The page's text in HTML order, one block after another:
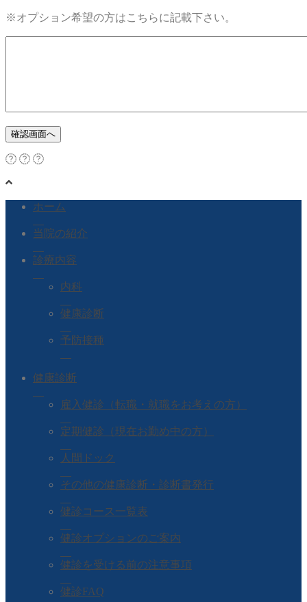
※オプション希望の方はこちらに記載下さい。
ホーム
当院の紹介
診療内容
内科
健康診断
予防接種
健康診断
雇入健診（転職・就職をお考えの方）
定期健診（現在お勤め中の方）
人間ドック
その他の健康診断・診断書発行
健診コース一覧表
健診オプションのご案内
健診を受ける前の注意事項
健診FAQ